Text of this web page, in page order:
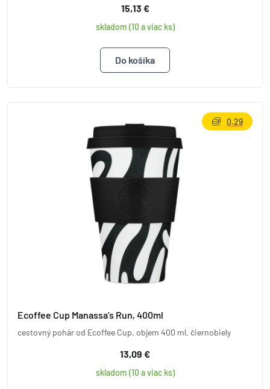
15,13 €
skladom (10 a viac ks)
Ecoffee Cup Manassa’s Run, 400ml
cestovný pohár od Ecoffee Cup, objem 400 ml, čiernobiely
13,09 €
skladom (10 a viac ks)
0.29